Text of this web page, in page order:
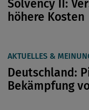
Solvency II:
höhere Kosten
AKTUELLES &
Deutschland:
Bekämpfung